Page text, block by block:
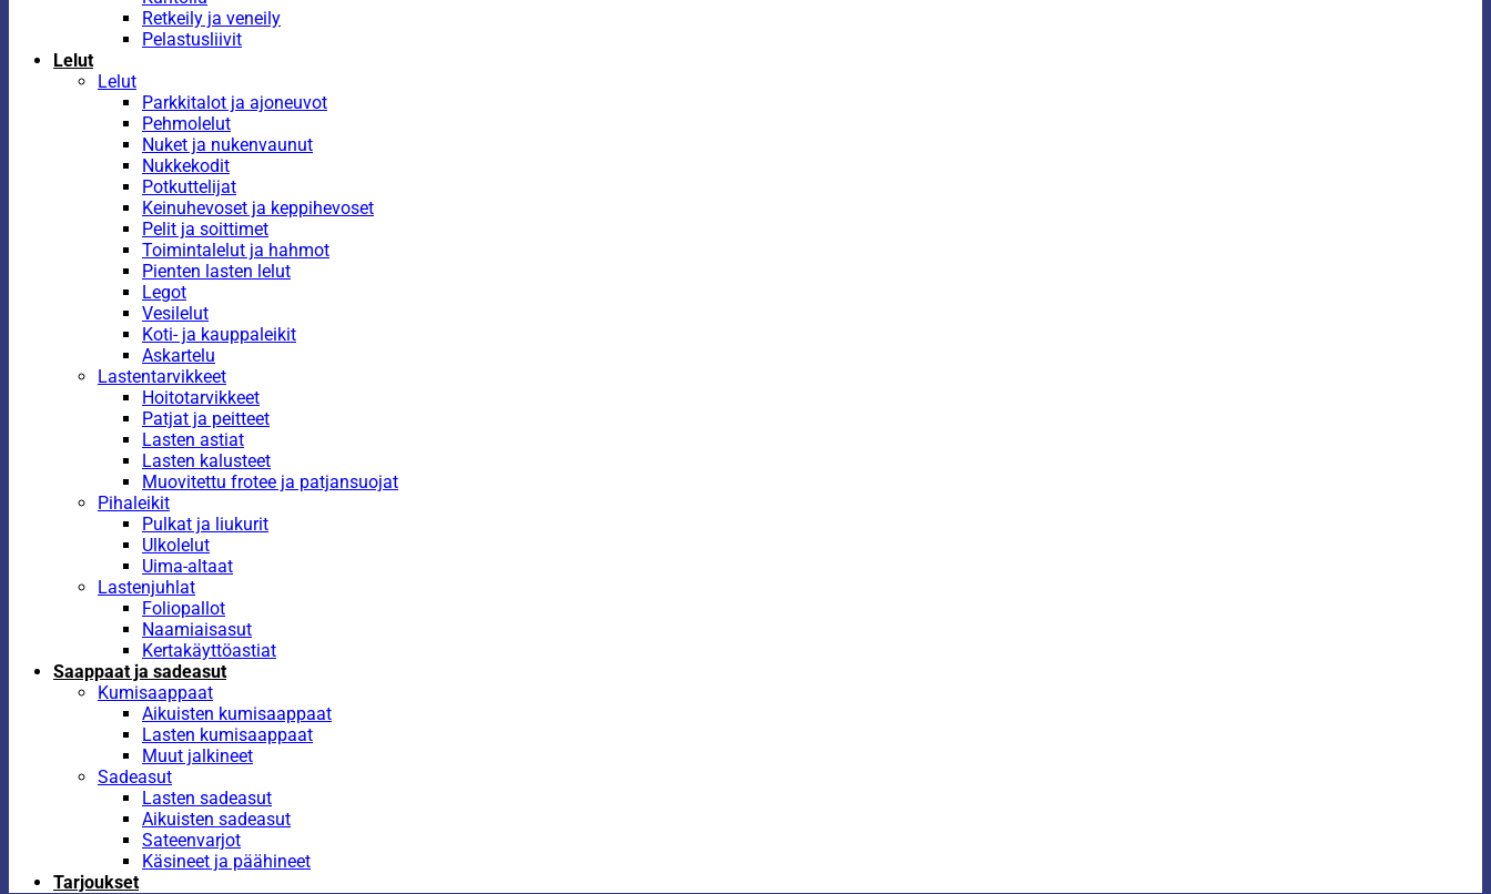
Retkeily ja veneily
Pelastusliivit
Lelut
Lelut
Parkkitalot ja ajoneuvot
Pehmolelut
Nuket ja nukenvaunut
Nukkekodit
Potkuttelijat
Keinuhevoset ja keppihevoset
Pelit ja soittimet
Toimintalelut ja hahmot
Pienten lasten lelut
Legot
Vesilelut
Koti- ja kauppaleikit
Askartelu
Lastentarvikkeet
Hoitotarvikkeet
Patjat ja peitteet
Lasten astiat
Lasten kalusteet
Muovitettu frotee ja patjansuojat
Pihaleikit
Pulkat ja liukurit
Ulkolelut
Uima-altaat
Lastenjuhlat
Foliopallot
Naamiaisasut
Kertakäyttöastiat
Saappaat ja sadeasut
Kumisaappaat
Aikuisten kumisaappaat
Lasten kumisaappaat
Muut jalkineet
Sadeasut
Lasten sadeasut
Aikuisten sadeasut
Sateenvarjot
Käsineet ja päähineet
Tarjoukset